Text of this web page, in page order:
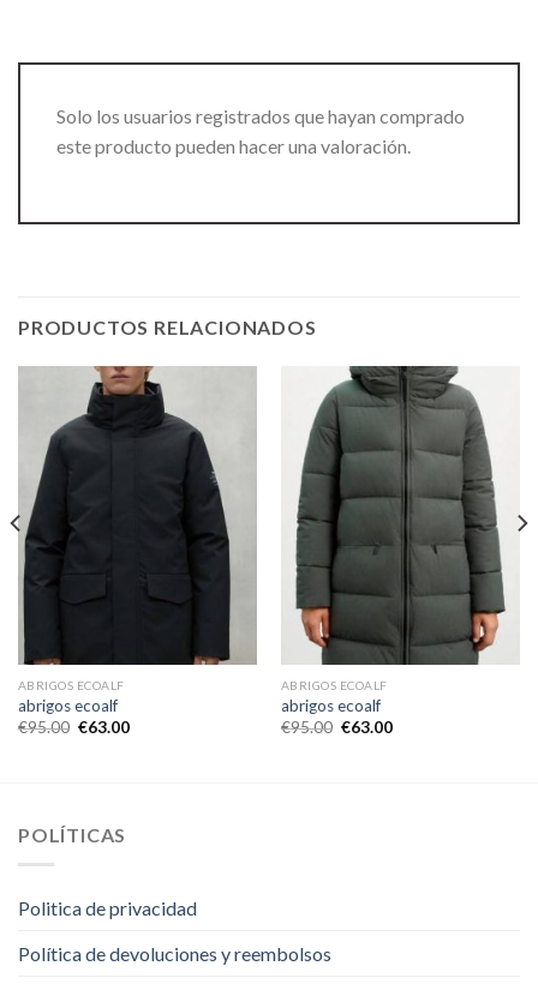
Solo los usuarios registrados que hayan comprado
este producto pueden hacer una valoración.
PRODUCTOS RELACIONADOS
ABRIGOS ECOALF
abrigos ecoalf
€95.00 €63.00
ABRIGOS ECOALF
abrigos ecoalf
€95.00 €63.00
POLÍTICAS
Politica de privacidad
Política de devoluciones y reembolsos